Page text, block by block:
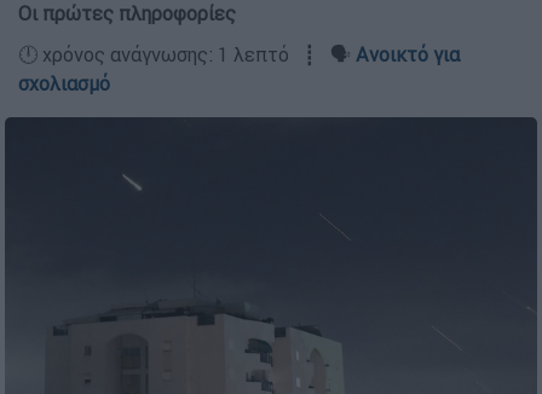
Οι πρώτες πληροφορίες
🕛 χρόνος ανάγνωσης: 1 λεπτό ┋ 🗣️ Ανοικτό για
σχολιασμό